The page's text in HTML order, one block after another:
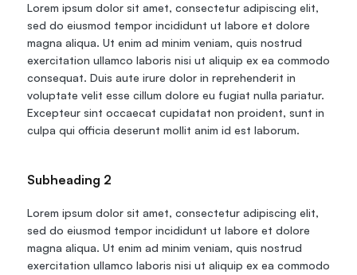
Lorem ipsum dolor sit amet, consectetur adipiscing elit,
sed do eiusmod tempor incididunt ut labore et dolore
magna aliqua. Ut enim ad minim veniam, quis nostrud
exercitation ullamco laboris nisi ut aliquip ex ea commodo
consequat. Duis aute irure dolor in reprehenderit in
voluptate velit esse cillum dolore eu fugiat nulla pariatur.
Excepteur sint occaecat cupidatat non proident, sunt in
culpa qui officia deserunt mollit anim id est laborum.
Subheading 2
Lorem ipsum dolor sit amet, consectetur adipiscing elit,
sed do eiusmod tempor incididunt ut labore et dolore
magna aliqua. Ut enim ad minim veniam, quis nostrud
exercitation ullamco laboris nisi ut aliquip ex ea commodo